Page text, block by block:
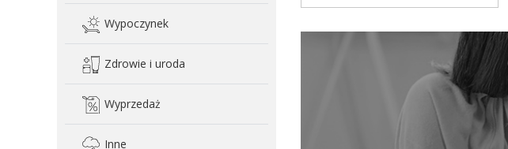
Wypoczynek
Zdrowie i uroda
Wyprzedaż
Inne